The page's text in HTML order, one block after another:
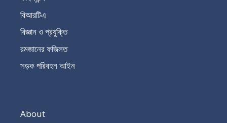
বিআরটিএ
বিজ্ঞান ও প্রযুক্তি
রমজানের ফজিলত
সড়ক পরিবহন আইন
About